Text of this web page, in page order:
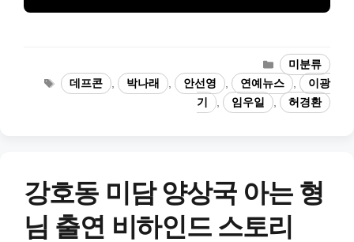
카
테
고
리
미분류
태
그
데프콘 , 박나래 , 안선영 , 연예뉴스 ,
이광
기
, 임우일 , 허경환
강호동 미담 양상국 아는 형
님 출연 비하인드 스토리